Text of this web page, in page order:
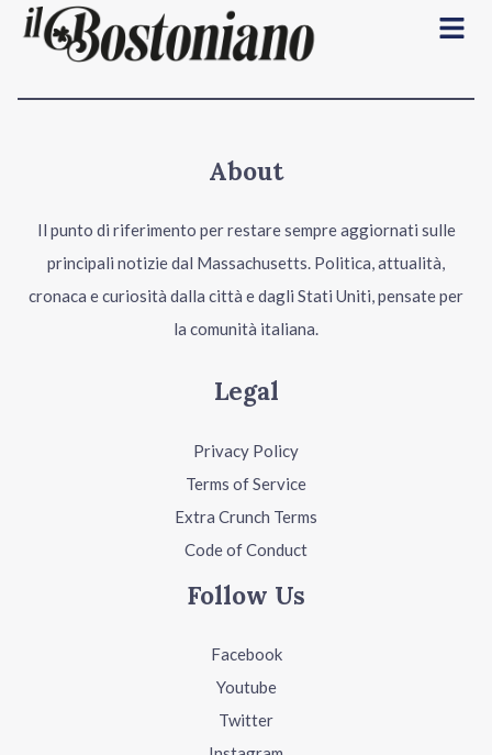
Menu
About
Il punto di riferimento per restare sempre aggiornati sulle
principali notizie dal Massachusetts. Politica, attualità,
cronaca e curiosità dalla città e dagli Stati Uniti, pensate per
la comunità italiana.
Legal
Privacy Policy
Terms of Service
Extra Crunch Terms
Code of Conduct
Follow Us
Facebook
Youtube
Twitter